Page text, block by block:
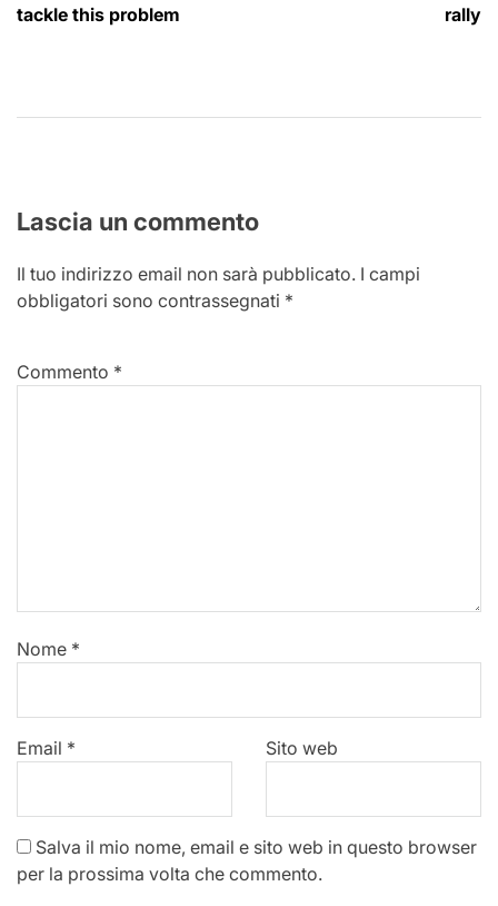
tackle this problem
rally
Lascia un commento
Il tuo indirizzo email non sarà pubblicato. I campi
obbligatori sono contrassegnati *
Commento *
Nome *
Email * Sito web
Salva il mio nome, email e sito web in questo browser
per la prossima volta che commento.